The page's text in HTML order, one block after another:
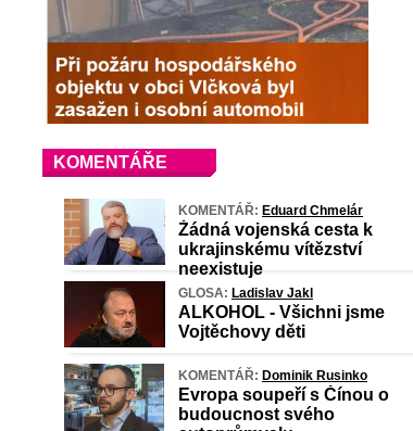
KOMENTÁŘE
KOMENTÁŘ: Eduard Chmelár
Žádná vojenská cesta k
ukrajinskému vítězství
neexistuje
GLOSA: Ladislav Jakl
ALKOHOL - Všichni jsme
Vojtěchovy děti
KOMENTÁŘ: Dominik Rusinko
Evropa soupeří s Čínou o
budoucnost svého